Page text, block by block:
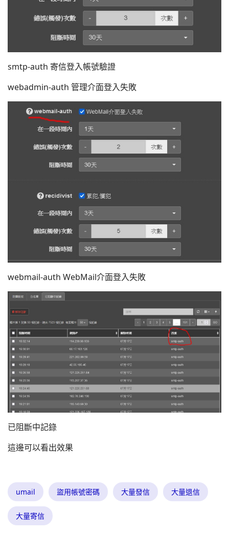
smtp-auth 寄信登入帳號驗證
webadmin-auth 管理介面登入失敗
webmail-auth WebMail介面登入失敗
已阻斷中記錄
這邊可以看出效果
umail 盜用帳號密碼 大量發信 大量退信
大量寄信